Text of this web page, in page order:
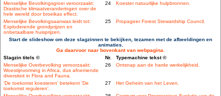
Menselijke Bevolkingsgroei veroorzaakt:
Drastische klimaatveranderingen over de
hele wereld door broeikas effect.
24 Koester natuurlijke hulpbronnen.
Menselijke Bevolkingsaanwas leidt tot:
Exploderende grondprijzen en
onbetaalbare huisprijzen.
25 Propageer Forest Stewardship Council.
Start de slideshow om deze slagzinnen te bekijken, tezamen met de afbeeldingen en
animaties.
Ga daarvoor naar bovenkant van webpagina.
Slagzin titels ©
Nr.
Typemachine tekst ©
Menselijke Overbevolking veroorzaakt:
Woestijnvorming in Africa, dus afnemende
diversiteit in Flora and Fauna.
26 Ontsnap aan de harde werkelijkheid.
'De toekomst koesteren' betekent 'De
toekomst reguleren'.
27 Het Geheim van het Leven.